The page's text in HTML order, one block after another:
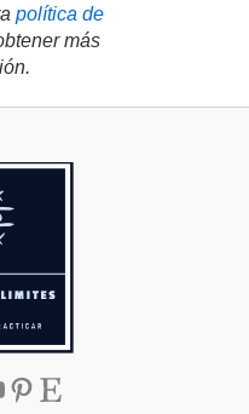
política de
más
Pinterest
Etsy